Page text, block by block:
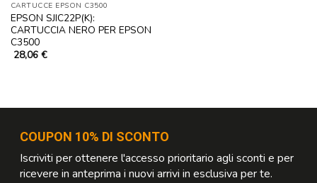
CARTUCCE EPSON C3500
EPSON SJIC22P(K):
CARTUCCIA NERO PER EPSON
C3500
28,06 €
COUPON 10% DI SCONTO
Iscriviti per ottenere l'accesso prioritario agli sconti e per
ricevere in anteprima i nuovi arrivi in esclusiva per te.